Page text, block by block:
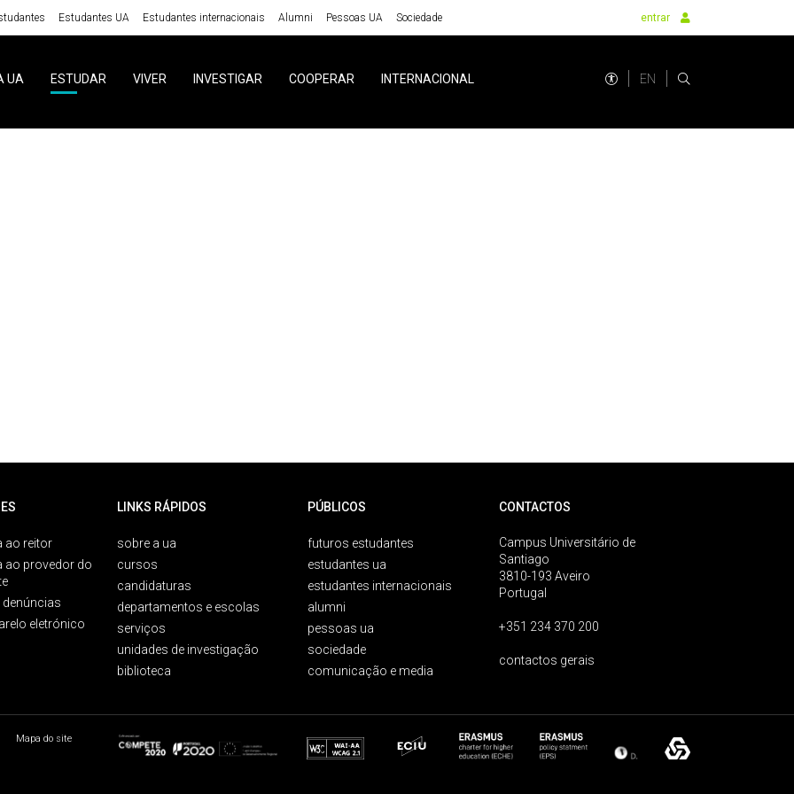
Estudantes UA Estudantes internacionais Alumni Pessoas UA Sociedade entrar
UA ESTUDAR VIVER INVESTIGAR COOPERAR INTERNACIONAL EN
ao reitor
ao provedor do
denúncias
eletrónico
LINKS RÁPIDOS
sobre a ua
cursos
candidaturas
departamentos e escolas
serviços
unidades de investigação
biblioteca
PÚBLICOS
futuros estudantes
estudantes ua
estudantes internacionais
alumni
pessoas ua
sociedade
comunicação e media
CONTACTOS
Campus Universitário de
Santiago
3810-193 Aveiro
Portugal
+351 234 370 200
contactos gerais
Mapa do site